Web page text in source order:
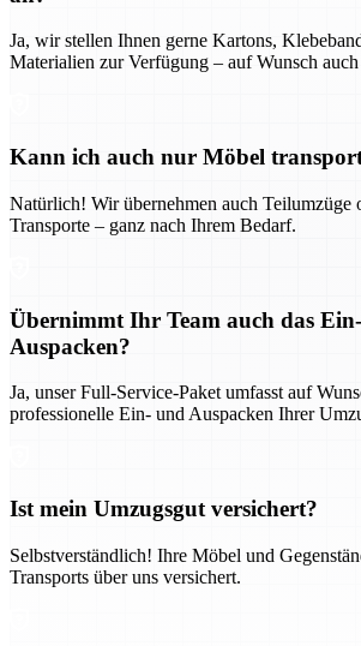
Ja, wir stellen Ihnen gerne Kartons,
Materialien zur Verfügung – auf Wunsch
Kann ich auch nur Möbel
Natürlich! Wir übernehmen auch Teilumzüge
Transporte – ganz nach Ihrem Bedarf.
Übernimmt Ihr Team auch das
Auspacken?
Ja, unser Full-Service-Paket umfasst auf
professionelle Ein- und Auspacken Ihrer
Ist mein Umzugsgut versichert?
Selbstverständlich! Ihre Möbel und
Transports über uns versichert.